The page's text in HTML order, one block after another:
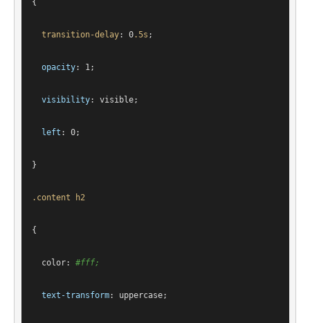
{
transition-delay: 0.5s ;
opacity: 1;
visibility: visible;
left : 0;
}
.content h2
{
color: #fff;
text-transform: uppercase;